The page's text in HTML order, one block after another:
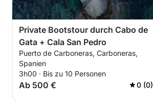
Private Bootstour durch Cabo de
Gata + Cala San Pedro
Puerto de Carboneras, Carboneras,
Spanien
3h00 · Bis zu 10 Personen
Ab 500 € 0 (0)